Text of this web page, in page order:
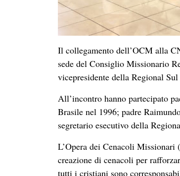
Il collegamento dell’OCM alla
sede del Consiglio Missionario
vicepresidente della Regional
All’incontro hanno partecipato
Brasile nel 1996; padre
segretario esecutivo della
L’Opera dei Cenacoli
creazione di cenacoli per
tutti i cristiani sono